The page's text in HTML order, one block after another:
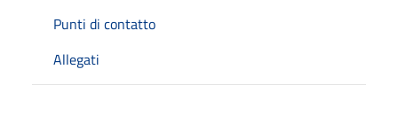
Punti di contatto
Allegati